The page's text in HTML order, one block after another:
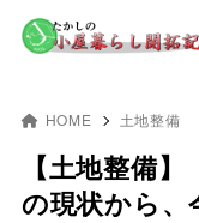
HOME 土地整備
【土地整備
の現状から、